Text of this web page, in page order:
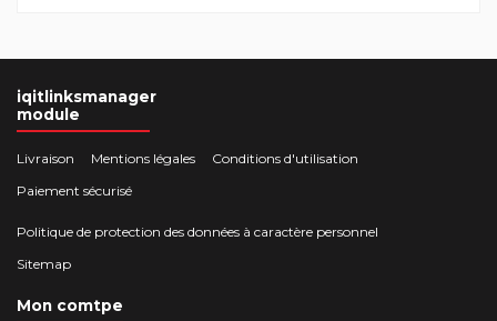
iqitlinksmanager
module
Livraison Mentions légales
Conditions d'utilisation
Paiement sécurisé
Politique de protection des données à caractère personnel
Sitemap
Mon comtpe